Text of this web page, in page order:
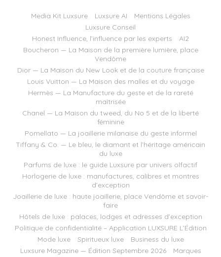
Media Kit Luxsure Luxsure AI
Mentions Légales
Luxsure Conseil
Honest Influence, l’influence par les experts
AI2
Boucheron — La Maison de la première lumière, place
Vendôme
Dior — La Maison du New Look et de la couture française
Louis Vuitton — La Maison des malles et du voyage
Hermès — La Manufacture du geste et de la rareté
maîtrisée
Chanel — La Maison du tweed, du No 5 et de la liberté
féminine
Pomellato — La joaillerie milanaise du geste informel
Tiffany & Co. — Le bleu, le diamant et l’héritage américain
du luxe
Parfums de luxe : le guide Luxsure par univers olfactif
Horlogerie de luxe : manufactures, calibres et montres
d’exception
Joaillerie de luxe : haute joaillerie, place Vendôme et savoir-
faire
Hôtels de luxe : palaces, lodges et adresses d’exception
Politique de confidentialité – Application LUXSURE L’Édition
Mode luxe
Spiritueux luxe
Business du luxe
Luxsure Magazine — Édition Septembre 2026
Marques